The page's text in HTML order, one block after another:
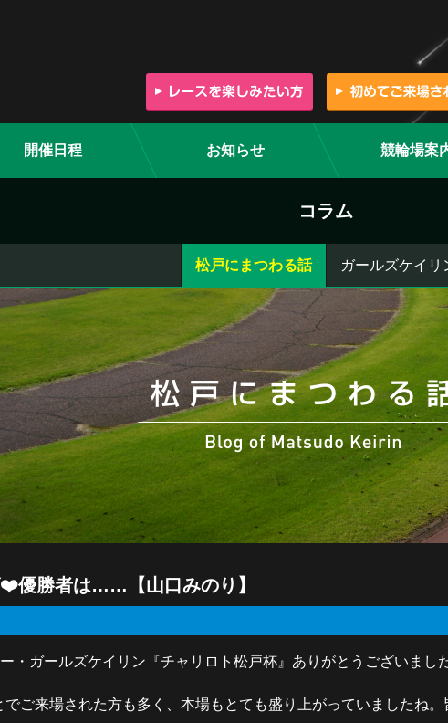
開催日程 お知らせ 競輪場案
コラム
松戸にまつわる話 ガールズケイリ
優勝者は……【山口みのり】
・ガールズケイリン『チャリロト松戸杯』ありがとうございました
ご来場された方も多く、本場もとても盛り上がっていましたね